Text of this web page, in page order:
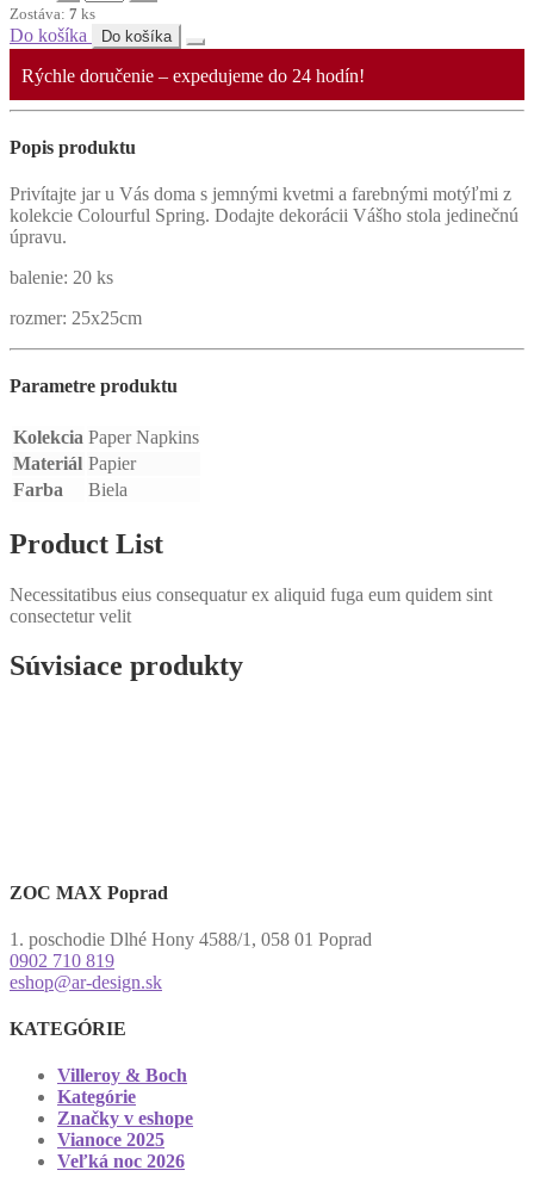
Zostáva: 7 ks
Do košíka Do košíka
Rýchle doručenie – expedujeme do 24 hodín!
Popis produktu
Privítajte jar u Vás doma s jemnými kvetmi a farebnými motýľmi z
kolekcie Colourful Spring. Dodajte dekorácii Vášho stola jedinečnú
úpravu.
balenie: 20 ks
rozmer: 25x25cm
Parametre produktu
Kolekcia Paper Napkins
Materiál Papier
Farba
Biela
Product List
Necessitatibus eius consequatur ex aliquid fuga eum quidem sint
consectetur velit
Súvisiace produkty
ZOC MAX Poprad
1. poschodie Dlhé Hony 4588/1, 058 01 Poprad
0902 710 819
eshop@ar-design.sk
KATEGÓRIE
Villeroy & Boch
Kategórie
Značky v eshope
Vianoce 2025
Veľká noc 2026